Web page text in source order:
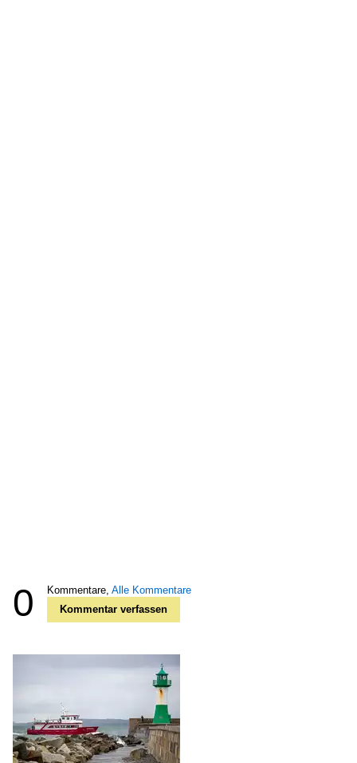
0 Kommentare, Alle Kommentare
Kommentar verfassen